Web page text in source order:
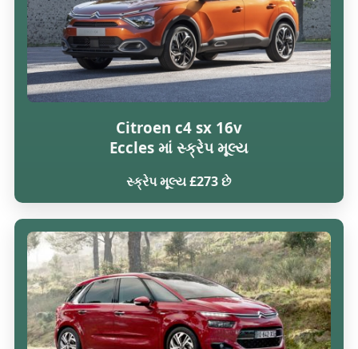
Citroen c4 sx 16v
Eccles માં સ્ક્રેપ મૂલ્ય
સ્ક્રેપ મૂલ્ય £273 છે